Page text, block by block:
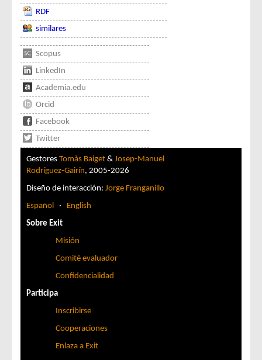
RDF
similares
Scopus
LinkedIn
Academia.edu
Orcid
Facebook
Twitter
Gestores Tomàs Baiget & Josep-Manuel
Rodríguez-Gairín, 2005-2026
Diseño de interacción: Jorge Franganillo
Español · English
Sobre Exit
Misión
Comité evaluador
Confidencialidad
Participa
Inscribirse
Cooperaciones
Enlaza a Exit